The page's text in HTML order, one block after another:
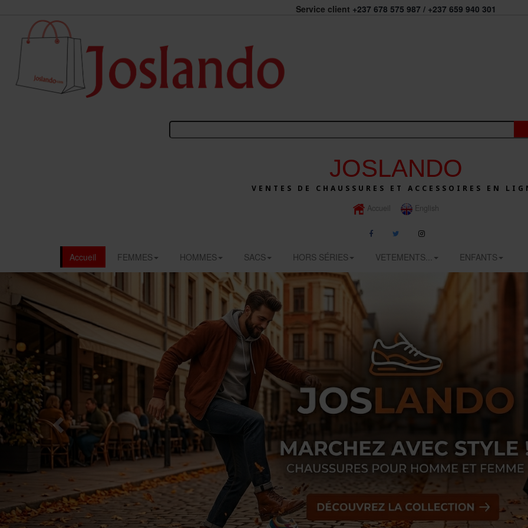
Service client +237 678 575 987 / +237 659 940 301
JOSLANDO
VENTES DE CHAUSSURES ET ACCESSOIRES EN
Accueil English
Accueil FEMMES HOMMES SACS HORS SÉRIES VETEMENTS... ENFANTS
Previous